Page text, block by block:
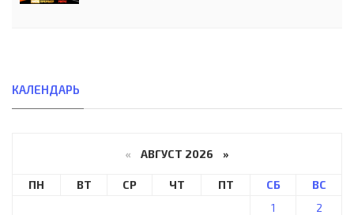
КАЛЕНДАРЬ
« АВГУСТ 2026 »
ПН ВТ СР ЧТ ПТ СБ
ВС
1
2